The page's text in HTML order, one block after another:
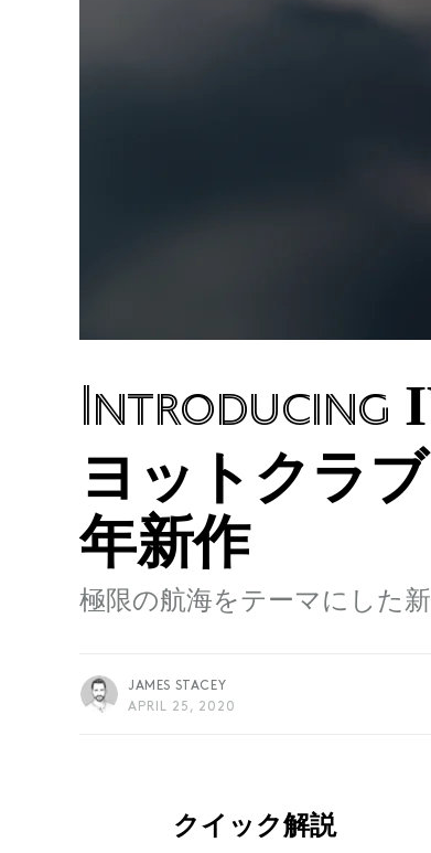
Introducing
ヨットクラ
年新作
極限の航海をテーマにした新
JAMES STACEY
APRIL 25, 2020
クイック解説